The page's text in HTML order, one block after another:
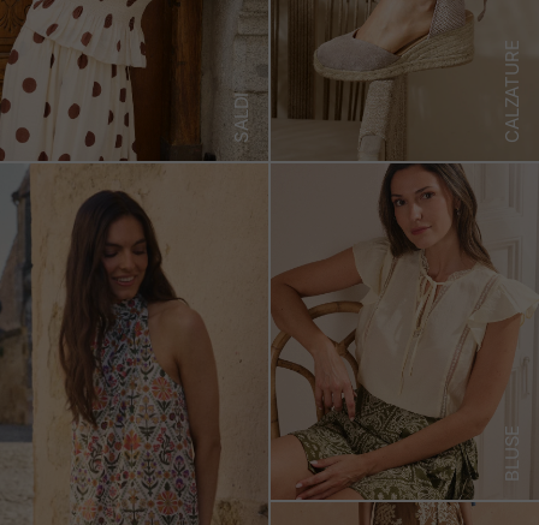
SALDI CALZATURE
BLUSE